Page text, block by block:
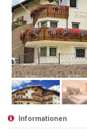
Informationen